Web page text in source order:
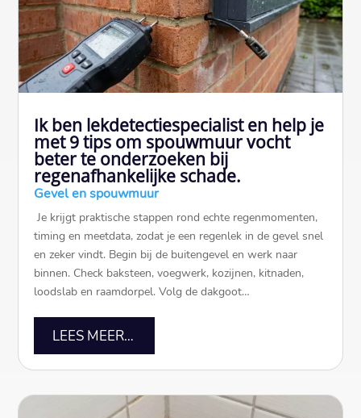
Ik ben lekdetectiespecialist en help je
met 9 tips om spouwmuur vocht
beter te onderzoeken bij
regenafhankelijke schade.
Gevel en spouwmuur
​ Je krijgt praktische stappen rond echte regenmomenten,
timing en meetdata, zodat je een regenlek in de gevel snel
en zeker vindt.​ Begin bij de buitengevel en werk naar
binnen.​ Check baksteen, voegwerk, kozijnen, kitnaden,
loodslab en raamdorpel.​ Volg de dakgoot…
LEES MEER…